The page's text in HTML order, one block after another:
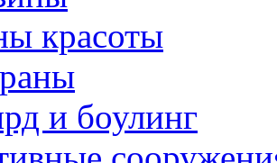
красоты
и боулинг